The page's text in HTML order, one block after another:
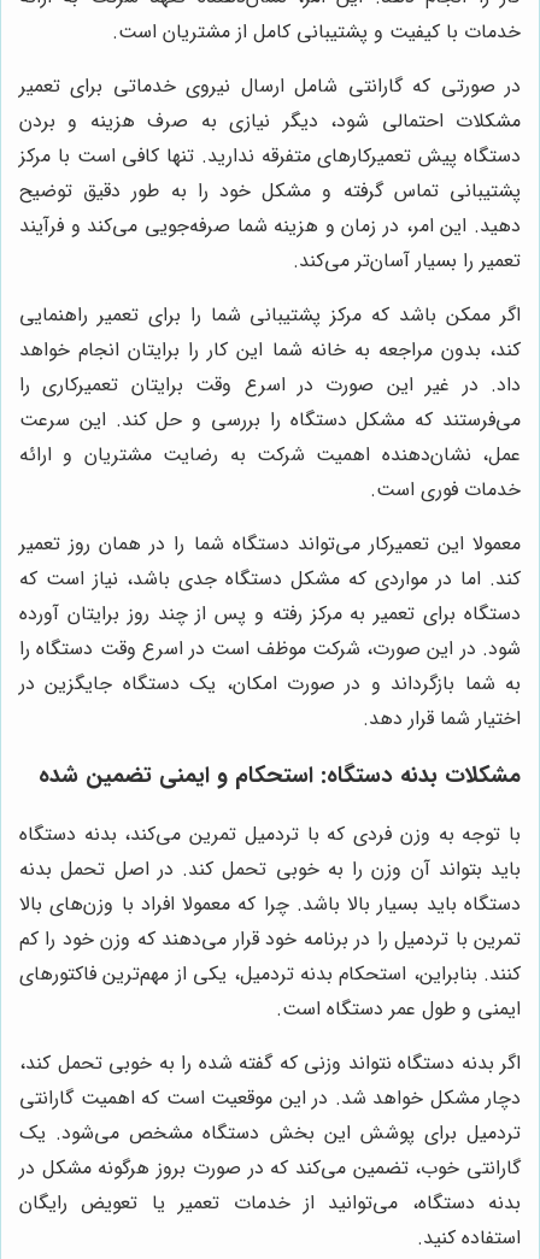
خدمات با کیفیت و پشتیبانی کامل از مشتریان است.
در صورتی که گارانتی شامل ارسال نیروی خدماتی برای تعمیر
مشکلات احتمالی شود، دیگر نیازی به صرف هزینه و بردن
دستگاه پیش تعمیرکارهای متفرقه ندارید. تنها کافی است با مرکز
پشتیبانی تماس گرفته و مشکل خود را به طور دقیق توضیح
دهید. این امر، در زمان و هزینه شما صرفه‌جویی می‌کند و فرآیند
تعمیر را بسیار آسان‌تر می‌کند.
اگر ممکن باشد که مرکز پشتیبانی شما را برای تعمیر راهنمایی
کند، بدون مراجعه به خانه شما این کار را برایتان انجام خواهد
داد. در غیر این صورت در اسرع وقت برایتان تعمیرکاری را
می‌فرستند که مشکل دستگاه را بررسی و حل کند. این سرعت
عمل، نشان‌دهنده اهمیت شرکت به رضایت مشتریان و ارائه
خدمات فوری است.
معمولا این تعمیرکار می‌تواند دستگاه شما را در همان روز تعمیر
کند. اما در مواردی که مشکل دستگاه جدی باشد، نیاز است که
دستگاه برای تعمیر به مرکز رفته و پس از چند روز برایتان آورده
شود. در این صورت، شرکت موظف است در اسرع وقت دستگاه را
به شما بازگرداند و در صورت امکان، یک دستگاه جایگزین در
اختیار شما قرار دهد.
مشکلات بدنه دستگاه: استحکام و ایمنی تضمین شده
با توجه به وزن فردی که با تردمیل تمرین می‌کند، بدنه دستگاه
باید بتواند آن وزن را به خوبی تحمل کند. در اصل تحمل بدنه
دستگاه باید بسیار بالا باشد. چرا که معمولا افراد با وزن‌های بالا
تمرین با تردمیل را در برنامه خود قرار می‌دهند که وزن خود را کم
کنند. بنابراین، استحکام بدنه تردمیل، یکی از مهم‌ترین فاکتورهای
ایمنی و طول عمر دستگاه است.
اگر بدنه دستگاه نتواند وزنی که گفته شده را به خوبی تحمل کند،
دچار مشکل خواهد شد. در این موقعیت است که اهمیت گارانتی
تردمیل برای پوشش این بخش دستگاه مشخص می‌شود. یک
گارانتی خوب، تضمین می‌کند که در صورت بروز هرگونه مشکل در
بدنه دستگاه، می‌توانید از خدمات تعمیر یا تعویض رایگان
استفاده کنید.